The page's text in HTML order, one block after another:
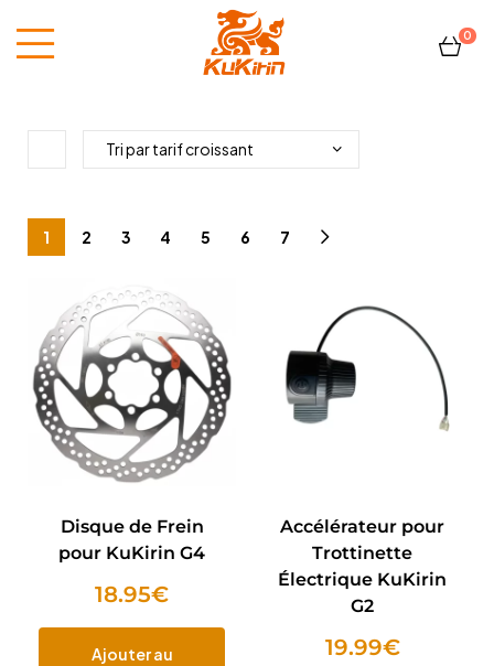
France
0
1 2 3 4 5 6 7
Disque de Frein
pour KuKirin G4
18.95€
Ajouter au
Accélérateur pour
Trottinette
Électrique KuKirin
G2
19.99€